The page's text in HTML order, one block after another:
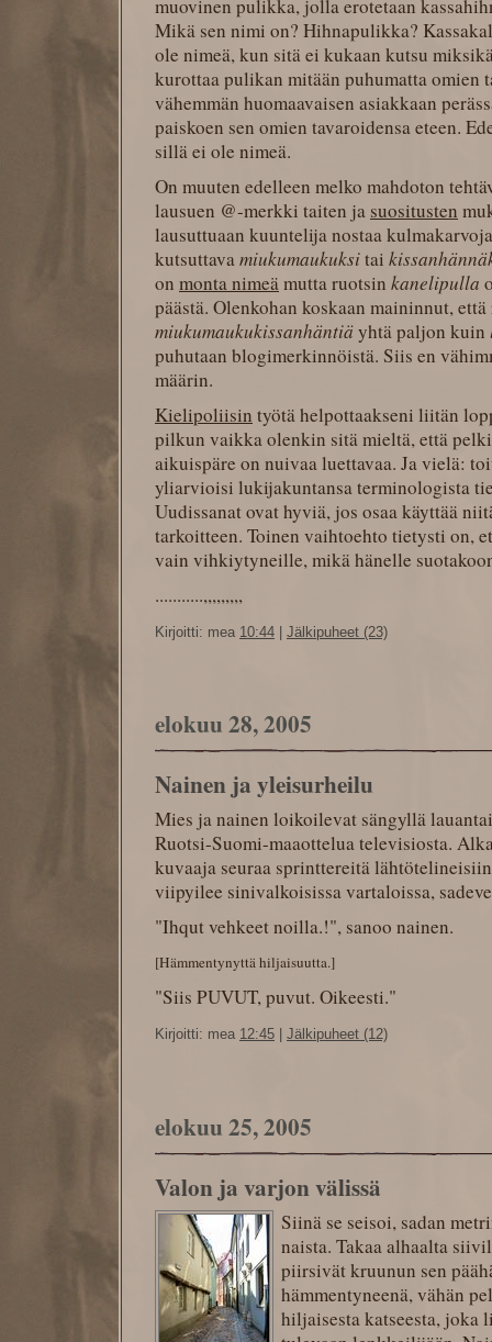
muovinen pulikka, jolla erotetaan
Mikä sen nimi on? Hihnapulikka?
ole nimeä, kun sitä ei kukaan kutsu
kurottaa pulikan mitään puhumatta omien
vähemmän huomaavaisen asiakkaan
paiskoen sen omien tavaroidensa eteen.
sillä ei ole nimeä.
On muuten edelleen melko mahdoton
lausuen @-merkki taiten ja suositusten
lausuttuaan kuuntelija nostaa
kutsuttava miukumaukuksitai
on monta nimeä mutta ruotsin kanelipulla
päästä. Olenkohan koskaan maininnut, että
miukumaukukissanhäntiäyhtä paljon kuin
puhutaan blogimerkinnöistä. Siis en
määrin.
Kielipoliisin työtä helpottaakseni liitän
pilkun vaikka olenkin sitä mieltä, että
aikuispäre on nuivaa luettavaa. Ja vielä:
yliarvioisi lukijakuntansa terminologista
Uudissanat ovat hyviä, jos osaa käyttää
tarkoitteen. Toinen vaihtoehto tietysti on,
vain vihkiytyneille, mikä hänelle
...........,,,,,,,,,
Kirjoitti: mea 10:44 | Jälkipuheet (23)
elokuu 28, 2005
Nainen ja yleisurheilu
Mies ja nainen loikoilevat sängyllä
Ruotsi-Suomi-maaottelua televisiosta.
kuvaaja seuraa sprinttereitä
viipyilee sinivalkoisissa vartaloissa,
"Ihqut vehkeet noilla.!", sanoo nainen.
[Hämmentynyttä hiljaisuutta.]
"Siis PUVUT, puvut. Oikeesti."
Kirjoitti: mea 12:45 Jälkipuheet (12)
elokuu 25, 2005
Valon ja varjon välissä
Siinä se seisoi, sadan
naista. Takaa alhaalta
piirsivät kruunun sen
hämmentyneenä, vähän
hiljaisesta katseesta, joka